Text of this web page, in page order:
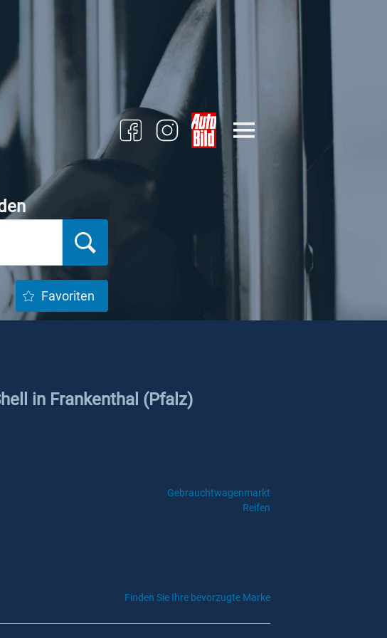
Favoriten
in Frankenthal (Pfalz)
Gebrauchtwagenmarkt
Reifen
Finden Sie Ihre bevorzugte Marke